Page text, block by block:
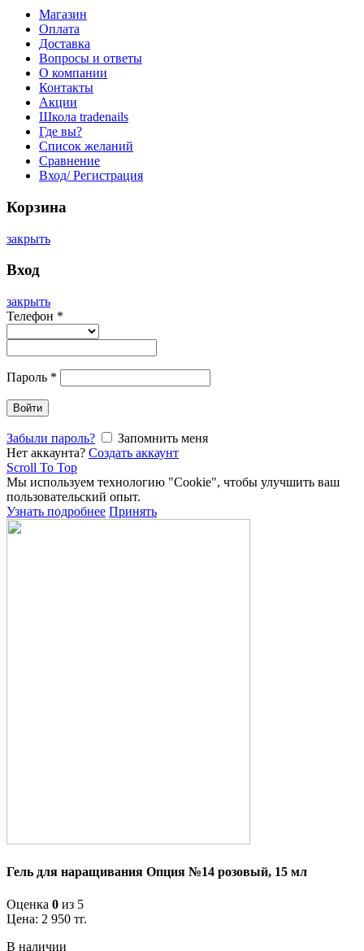
Магазин
Оплата
Доставка
Вопросы и ответы
О компании
Контакты
Акции
Школа tradenails
Где вы?
Список желаний
Сравнение
Вход/ Регистрация
Корзина
закрыть
Вход
закрыть
Телефон *
Пароль *
Войти
Забыли пароль?
Запомнить меня
Нет аккаунта? Создать аккаунт
Scroll To Top
Мы используем технологию "Cookie", чтобы улучшить ваш
пользовательский опыт.
Узнать подробнее Принять
Гель для наращивания Опция №14 розовый, 15 мл
Оценка 0 из 5
Цена: 2 950 тг.
В наличии